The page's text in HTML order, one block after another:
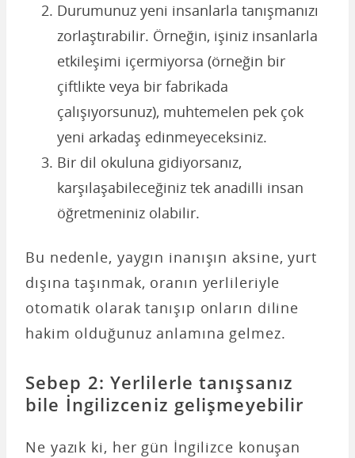
Durumunuz yeni insanlarla tanışmanızı
zorlaştırabilir. Örneğin, işiniz insanlarla
etkileşimi içermiyorsa (örneğin bir
çiftlikte veya bir fabrikada
çalışıyorsunuz), muhtemelen pek çok
yeni arkadaş edinmeyeceksiniz.
Bir dil okuluna gidiyorsanız,
karşılaşabileceğiniz tek anadilli insan
öğretmeniniz olabilir.
Bu nedenle, yaygın inanışın aksine, yurt
dışına taşınmak, oranın yerlileriyle
otomatik olarak tanışıp onların diline
hakim olduğunuz anlamına gelmez.
Sebep 2: Yerlilerle tanışsanız
bile İngilizceniz gelişmeyebilir
Ne yazık ki, her gün İngilizce konuşan